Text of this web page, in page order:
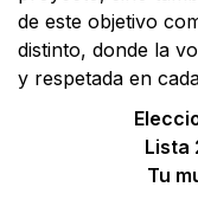
de este objetivo
distinto, donde la
y respetada en
Lista
Tu